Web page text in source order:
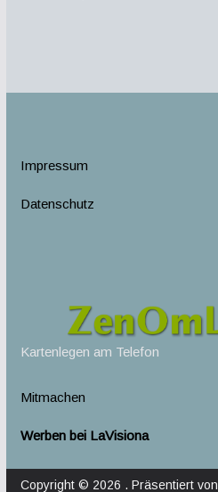
Impressum
Datenschutz
Kartenlegen am Telefon
Mitmachen
Werben bei LaVisiona
Copyright © 2026 . Präsentiert von